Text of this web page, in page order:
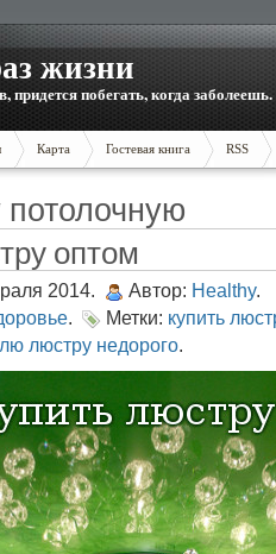
жизни
придется побегать, когда заболеешь.
Карта Гостевая книга RSS
потолочную
оптом
2014. Автор: Healthy.
. Метки: купить
люстру недорого.